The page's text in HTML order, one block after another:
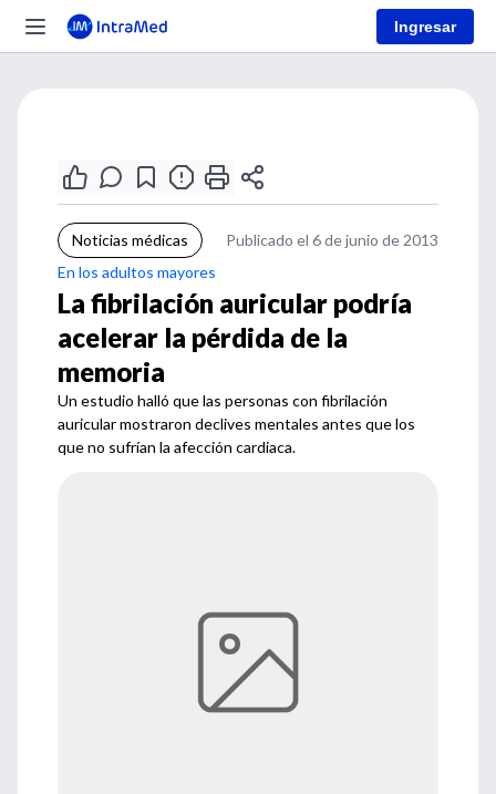
Ingresar
Noticias médicas
Publicado el 6 de junio de 2013
En los adultos mayores
La fibrilación auricular podría
acelerar la pérdida de la
memoria
Un estudio halló que las personas con fibrilación
auricular mostraron declives mentales antes que los
que no sufrían la afección cardiaca.